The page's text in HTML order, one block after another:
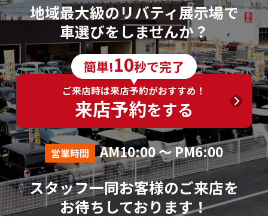
地域最大級のリバティ展示場で
車選びをしませんか？
簡単!10秒で完了
ご来店時は来店予約がおすすめ！
来店予約をする
営業時間 AM10:00 ～ PM6:00
スタッフ一同お客様のご来店を
お待ちしております！